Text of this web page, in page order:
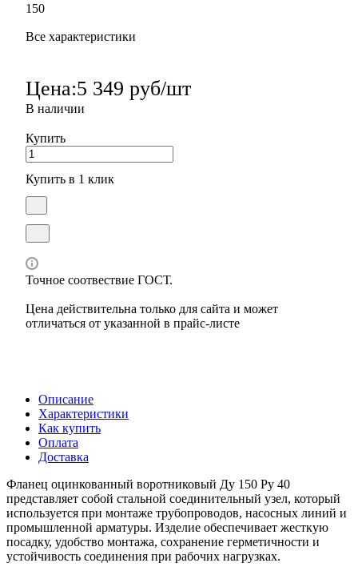
150
Все характеристики
Цена:5 349 руб/шт
В наличии
Купить
Купить в 1 клик
Точное соотвествие ГОСТ.
Цена действительна только для сайта и может
отличаться от указанной в прайс-листе
Описание
Характеристики
Как купить
Оплата
Доставка
Фланец оцинкованный воротниковый Ду 150 Ру 40
представляет собой стальной соединительный узел, который
используется при монтаже трубопроводов, насосных линий и
промышленной арматуры. Изделие обеспечивает жесткую
посадку, удобство монтажа, сохранение герметичности и
устойчивость соединения при рабочих нагрузках.